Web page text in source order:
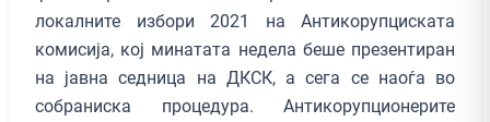
локалните избори 2021 на Антикорупциската
комисија, кој минатата недела беше презентиран
на јавна седница на ДКСК, а сега се наоѓа во
собраниска процедура. Антикорупционерите